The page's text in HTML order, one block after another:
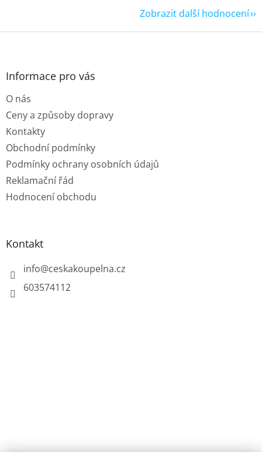
Zobrazit další hodnocení
Z
Informace pro vás
O nás
Ceny a způsoby dopravy
Kontakty
Obchodní podmínky
Podmínky ochrany osobních údajů
Reklamační řád
Hodnocení obchodu
Kontakt
info@ceskakoupelna.cz
603574112